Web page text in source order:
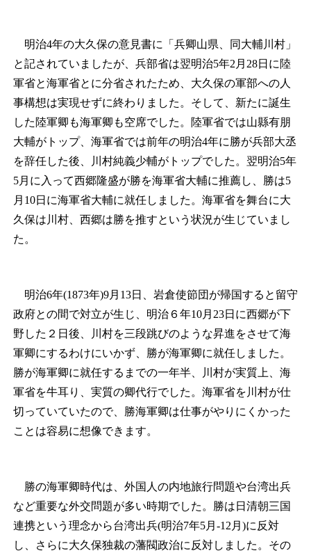
明治4年の大久保の意見書に「兵卿山県、同大輔川村」
と記されていましたが、兵部省は翌明治5年2月28日に陸
軍省と海軍省とに分省されたため、大久保の軍部への人
事構想は実現せずに終わりました。そして、新たに誕生
した陸軍卿も海軍卿も空席でした。陸軍省では山縣有朋
大輔がトップ、海軍省では前年の明治4年に勝が兵部大丞
を辞任した後、川村純義少輔がトップでした。翌明治5年
5月に入って西郷隆盛が勝を海軍省大輔に推薦し、勝は5
月10日に海軍省大輔に就任しました。海軍省を舞台に大
久保は川村、西郷は勝を推すという状況が生じていまし
た。
明治6年(1873年)9月13日、岩倉使節団が帰国すると留守
政府との間で対立が生じ、明治６年10月23日に西郷が下
野した２日後、川村を三段跳びのような昇進をさせて海
軍卿にするわけにいかず、勝が海軍卿に就任しました。
勝が海軍卿に就任するまでの一年半、川村が実質上、海
軍省を牛耳り、実質の卿代行でした。海軍省を川村が仕
切っていていたので、勝海軍卿は仕事がやりにくかった
ことは容易に想像できます。
勝の海軍卿時代は、外国人の内地旅行問題や台湾出兵
など重要な外交問題が多い時期でした。勝は日清朝三国
連携という理念から台湾出兵(明治7年5月‐12月)に反対
し、さらに大久保独裁の藩閥政治に反対しました。その